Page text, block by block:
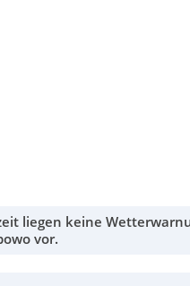
liegen keine
vor.